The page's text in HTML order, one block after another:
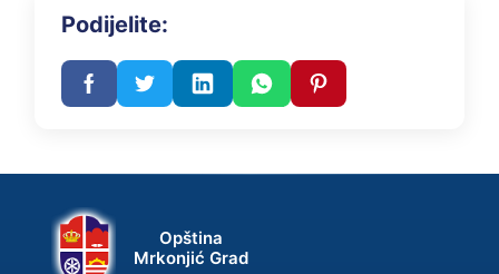
Podijelite:
Opština
Mrkonjić Grad